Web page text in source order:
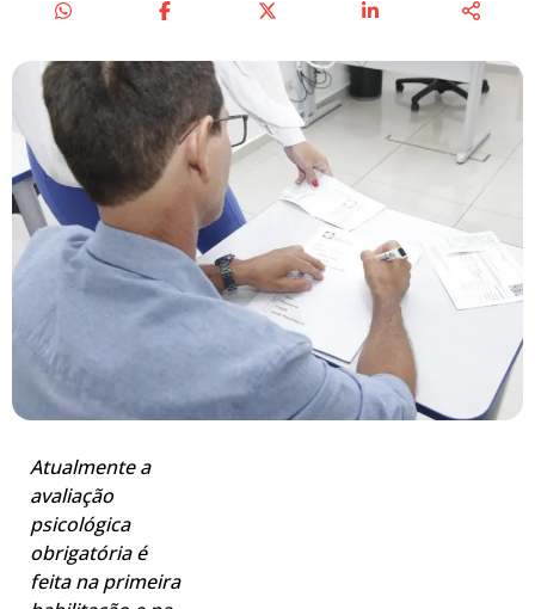
Atualmente a
avaliação
psicológica
obrigatória é
feita na primeira